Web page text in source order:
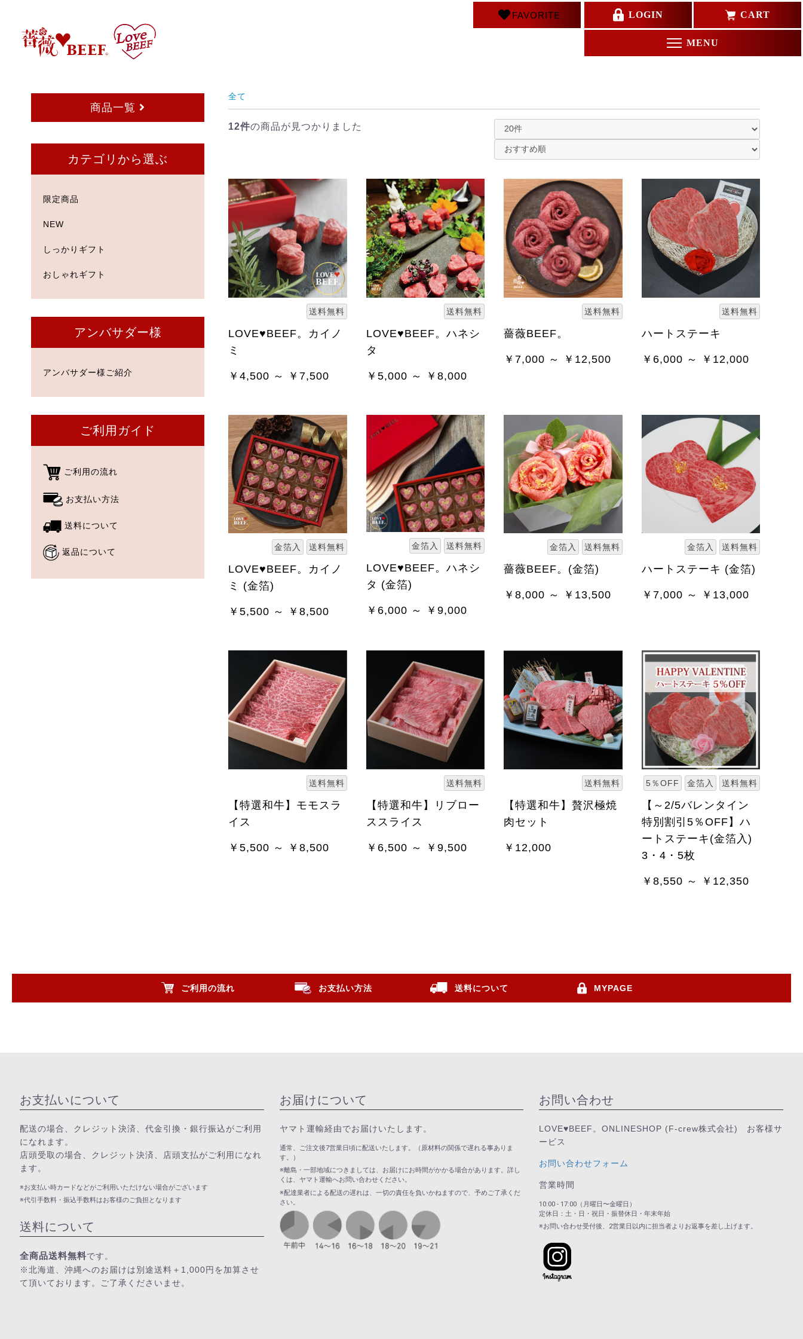
FAVORITE LOGIN CART
MENU
商品一覧
カテゴリから選ぶ
限定商品
NEW
しっかりギフト
おしゃれギフト
アンバサダー様
アンバサダー様ご紹介
ご利用ガイド
ご利用の流れ
お支払い方法
送料について
返品について
全て
12件の商品が見つかりました
送料無料
LOVE♥BEEF。カイノ
ミ
￥4,500 ～ ￥7,500
送料無料
LOVE♥BEEF。ハネシ
タ
￥5,000 ～ ￥8,000
送料無料
薔薇BEEF。
￥7,000 ～ ￥12,500
送料無料
ハートステーキ
￥6,000 ～ ￥12,000
金箔入 送料無料
LOVE♥BEEF。カイノ
ミ (金箔)
￥5,500 ～ ￥8,500
金箔入 送料無料
LOVE♥BEEF。ハネシ
タ (金箔)
￥6,000 ～ ￥9,000
金箔入 送料無料
薔薇BEEF。(金箔)
￥8,000 ～ ￥13,500
金箔入 送料無料
ハートステーキ (金箔)
￥7,000 ～ ￥13,000
送料無料
【特選和牛】モモスラ
イス
￥5,500 ～ ￥8,500
送料無料
【特選和牛】リブロー
ススライス
￥6,500 ～ ￥9,500
送料無料
【特選和牛】贅沢極焼
肉セット
￥12,000
5％OFF 金箔入 送料無料
【～2/5バレンタイン
特別割引5％OFF】ハ
ートステーキ(金箔入)
3・4・5枚
￥8,550 ～ ￥12,350
ご利用の流れ お支払い方法 送料について MYPAGE
お支払いについて
配送の場合、クレジット決済、代金引換・銀行振込がご利用
になれます。
店頭受取の場合、クレジット決済、店頭支払がご利用になれ
ます。
※お支払い時カードなどがご利用いただけない場合がございます
※代引手数料・振込手数料はお客様のご負担となります
送料について
全商品送料無料です。
※北海道、沖縄へのお届けは別途送料＋1,000円を加算させ
て頂いております。ご了承くださいませ。
お届けについて
ヤマト運輸経由でお届けいたします。
通常、ご注文後7営業日頃に配送いたします。（原材料の関係で遅れる事ありま
す。）
※離島・一部地域につきましては、お届けにお時間がかかる場合があります。詳し
くは、ヤマト運輸へお問い合わせください。
※配達業者による配送の遅れは、一切の責任を負いかねますので、予めご了承くだ
さい。
お問い合わせ
LOVE♥BEEF。ONLINESHOP (F-crew株式会社) お客様サ
ービス
お問い合わせフォーム
営業時間
10:00 - 17:00（月曜日〜金曜日）
定休日：土・日・祝日・振替休日・年末年始
※お問い合わせ受付後、2営業日以内に担当者よりお返事を差し上げます。